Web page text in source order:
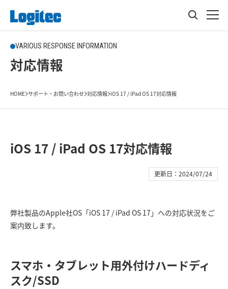
VARIOUS RESPONSE INFORMATION
対応情報
HOME サポート・お問い合わせ 対応情報 iOS 17 / iPad OS 17対応情報
iOS 17 / iPad OS 17対応情報
更新日：2024/07/24
弊社製品のApple社OS「iOS 17 / iPad OS 17」への対応状況をご
案内致します。
スマホ・タブレット用外付けハードディ
スク/SSD